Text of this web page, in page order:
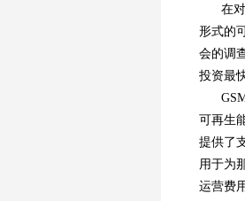
在
形式的
会的调
投资最
可再生
提供了
用于为
运营费